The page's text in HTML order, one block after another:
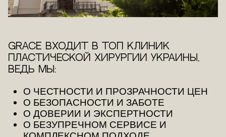
Grace входит в ТОП клиник
пластической хирургии Украины,
ведь мы:
О ЧЕСТНОСТИ И ПРОЗРАЧНОСТИ ЦЕН
О БЕЗОПАСНОСТИ И ЗАБОТЕ
О ДОВЕРИИ И ЭКСПЕРТНОСТИ
О БЕЗУПРЕЧНОМ СЕРВИСЕ И